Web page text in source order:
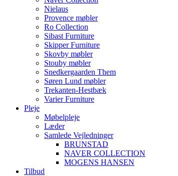
Nielaus
Provence møbler
Ro Collection
Sibast Furniture
Skipper Furniture
Skovby møbler
Stouby møbler
Snedkergaarden Them
Søren Lund møbler
Trekanten-Hestbæk
Varier Furniture
Pleje
Møbelpleje
Læder
Samlede Vejledninger
BRUNSTAD
NAVER COLLECTION
MOGENS HANSEN
Tilbud